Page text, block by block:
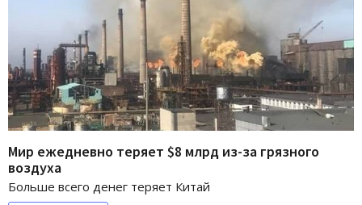
Мир ежедневно теряет $8 млрд из-за грязного
воздуха
Больше всего денег теряет Китай